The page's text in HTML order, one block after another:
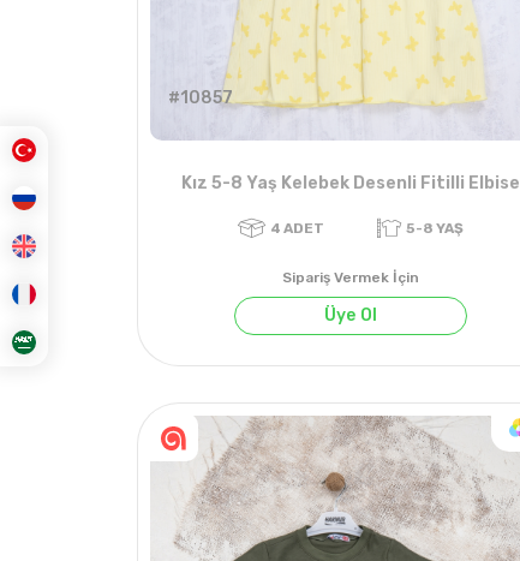
#10857
Kız 5-8 Yaş Kelebek Desenli Fitilli Elbise
4ADET 5-8 YAŞ
Sipariş Vermek İçin
Üye Ol